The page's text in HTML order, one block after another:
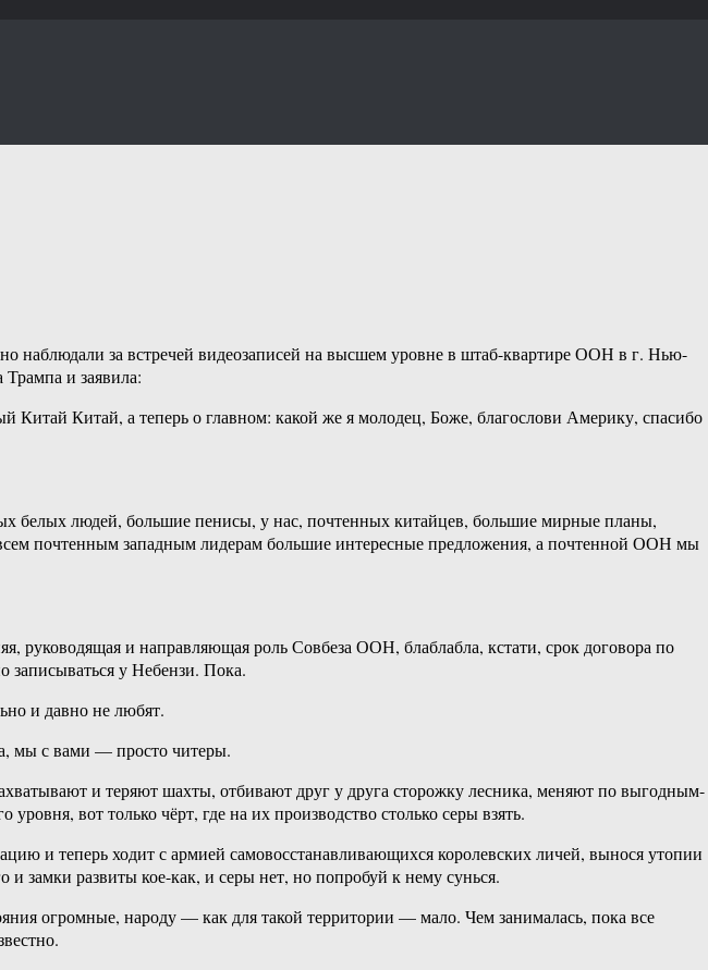
наблюдали за встречей видеозаписей на высшем уровне в штаб-квартире ООН в г. Нью-
Трампа и заявила:
Китай, а теперь о главном: какой же я молодец, Боже, благослови Америку, спасибо
белых людей, большие пенисы, у нас, почтенных китайцев, большие мирные планы,
почтенным западным лидерам большие интересные предложения, а почтенной ООН мы
руководящая и направляющая роль Совбеза ООН, блаблабла, кстати, срок договора по
записываться у Небензи. Пока.
и давно не любят.
мы с вами — просто читеры.
и теряют шахты, отбивают друг у друга сторожку лесника, меняют по выгодным-
вот только чёрт, где на их производство столько серы взять.
и теперь ходит с армией самовосстанавливающихся королевских личей, вынося утопии
замки развиты кое-как, и серы нет, но попробуй к нему сунься.
огромные, народу — как для такой территории — мало. Чем занималась, пока все